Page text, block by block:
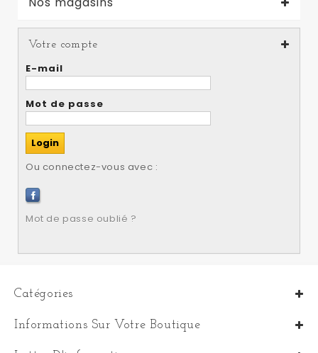
Votre compte
E-mail
Mot de passe
Ou connectez-vous avec :
Mot de passe oublié ?
Catégories
Informations Sur Votre Boutique